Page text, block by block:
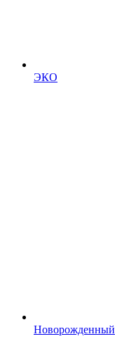
ЭКО
Новорожденный